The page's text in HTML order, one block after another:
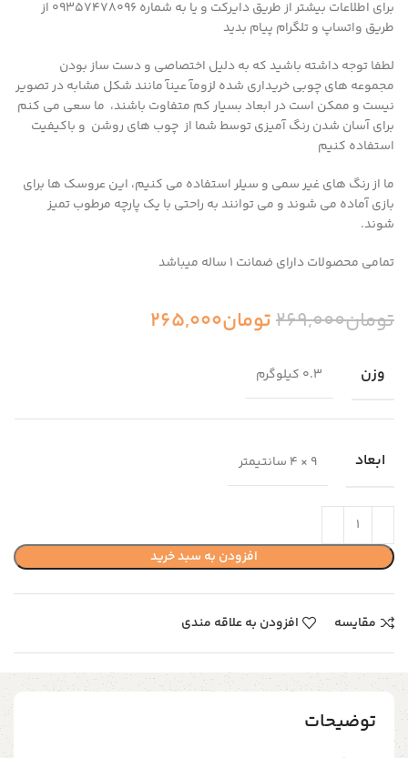
برای اطلاعات بیشتر از طریق دایرکت و یا به شماره 09357478096 از
طریق واتساپ و تلگرام پیام بدید
لطفا توجه داشته باشید که به دلیل اختصاصی و دست ساز بودن
مجموعه های چوبی خریداری شده لزومآ عینآ مانند شکل مشابه در تصویر
نیست و ممکن است در ابعاد بسیار کم متفاوت باشند، ما سعی می کنم
برای آسان شدن رنگ آمیزی توسط شما از چوب های روشن و باکیفیت
استفاده کنیم
ما از رنگ های غیر سمی و سیلر استفاده می کنیم، این عروسک ها برای
بازی آماده می شوند و می توانند به راحتی با یک پارچه مرطوب تمیز
شوند.
تمامی محصولات دارای ضمانت ۱ ساله میباشد
تومان269,000تومان265,000
وزن 0.3 کیلوگرم
ابعاد 9 × 4 سانتیمتر
افزودن به سبد خرید
مقایسه افزودن به علاقه مندی
توضیحات